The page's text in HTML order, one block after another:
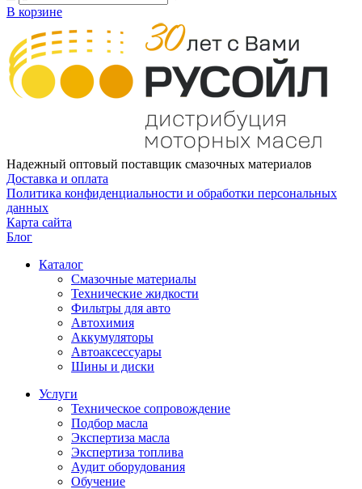
В корзине
Надежный оптовый поставщик смазочных материалов
Доставка и оплата
Политика конфиденциальности и обработки персональных
данных
Карта сайта
Блог
Каталог
Смазочные материалы
Технические жидкости
Фильтры для авто
Автохимия
Аккумуляторы
Автоаксессуары
Шины и диски
Услуги
Техническое сопровождение
Подбор масла
Экспертиза масла
Экспертиза топлива
Аудит оборудования
Обучение